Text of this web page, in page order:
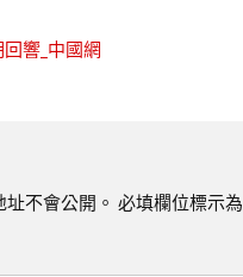
響_中國網
不會公開。 必填欄位標示為